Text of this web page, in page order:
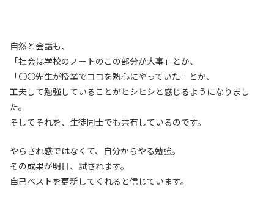
自然と会話も、
「社会は学校のノートのこの部分が大事」とか、
「〇〇先生が授業でココを熱心にやっていた」とか、
工夫して勉強していることがヒシヒシと感じるようになりまし
た。
そしてそれを、生徒同士でも共有しているのです。
やらされ感ではなくて、自分からやる勉強。
その成果が明日、試されます。
自己ベストを更新してくれると信じています。